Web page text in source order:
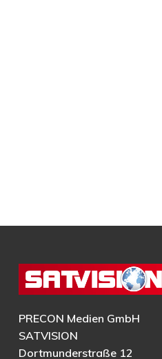
PRECON Medien GmbH
SATVISION
Dortmunderstraße 12